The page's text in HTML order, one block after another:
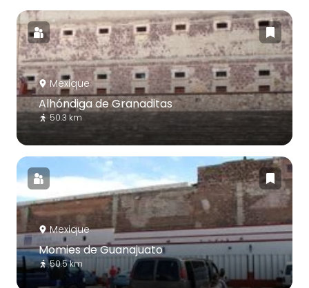
Mexique
Alhóndiga de Granaditas
50.3 km
Mexique
Momies de Guanajuato
50.5 km